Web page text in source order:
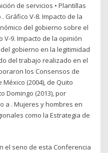
de servicios • Plantillas
Gráfico V-8. Impacto de la
del gobierno sobre el
V-9. Impacto de la opinión
gobierno en la legitimidad
del trabajo realizado en el
los Consensos de
México (2004), de Quito
Domingo (2013), por
a . Mujeres y hombres en
como la Estrategia de
el seno de esta Conferencia